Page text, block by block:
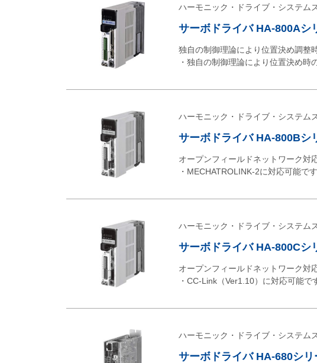
ハーモニック・ドライブ・システム
サーボドライバ HA-800Aシ
独自の制御理論により位置決め調整
・独自の制御理論により位置決め
ハーモニック・ドライブ・システム
サーボドライバ HA-800Bシ
オープンフィールドネットワーク対
・MECHATROLINK-2に対応可能です
ハーモニック・ドライブ・システム
サーボドライバ HA-800Cシ
オープンフィールドネットワーク対
・CC-Link（Ver1.10）に対応可能で
ハーモニック・ドライブ・システム
サーボドライバ HA-680シリ